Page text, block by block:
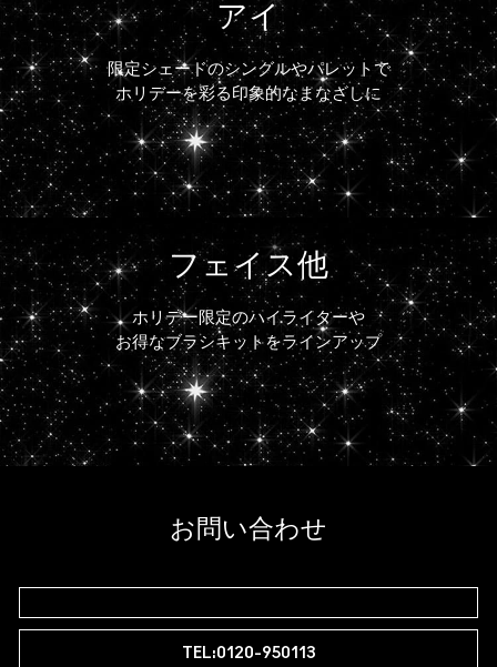
アイ
限定シェードのシングルやパレットで
ホリデーを彩る印象的なまなざしに
フェイス他
ホリデー限定のハイライターや
お得なブラシキットをラインアップ
お問い合わせ
TEL:0120-950113